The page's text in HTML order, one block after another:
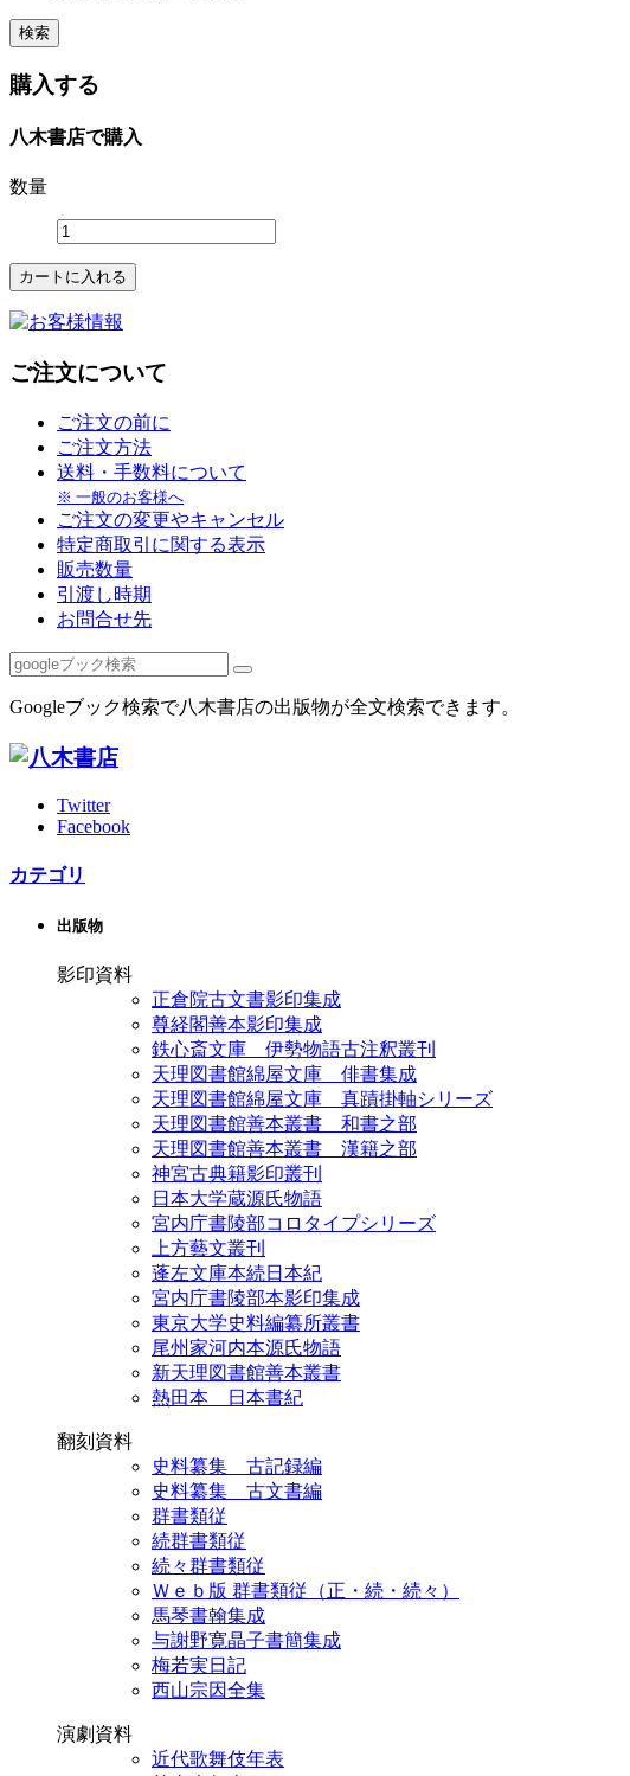
購入する
八木書店で購入
数量
ご注文について
ご注文の前に
ご注文方法
送料・手数料について
※ 一般のお客様へ
ご注文の変更やキャンセル
特定商取引に関する表示
販売数量
引渡し時期
お問合せ先
Googleブック検索で八木書店の出版物が全文検索できます。
Twitter
Facebook
カテゴリ
出版物
影印資料
正倉院古文書影印集成
尊経閣善本影印集成
鉄心斎文庫 伊勢物語古注釈叢刊
天理図書館綿屋文庫 俳書集成
天理図書館綿屋文庫 真蹟掛軸シリーズ
天理図書館善本叢書 和書之部
天理図書館善本叢書 漢籍之部
神宮古典籍影印叢刊
日本大学蔵源氏物語
宮内庁書陵部コロタイプシリーズ
上方藝文叢刊
蓬左文庫本続日本紀
宮内庁書陵部本影印集成
東京大学史料編纂所叢書
尾州家河内本源氏物語
新天理図書館善本叢書
熱田本 日本書紀
翻刻資料
史料纂集 古記録編
史料纂集 古文書編
群書類従
続群書類従
続々群書類従
Ｗｅｂ版 群書類従（正・続・続々）
馬琴書翰集成
与謝野寛晶子書簡集成
梅若実日記
西山宗因全集
演劇資料
近代歌舞伎年表